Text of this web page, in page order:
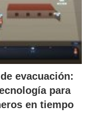
evacuación:
para
en tiempo